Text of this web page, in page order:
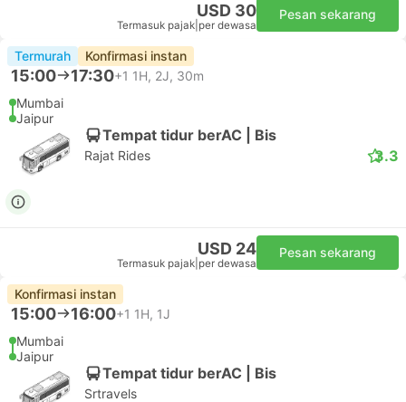
USD 30
Termasuk pajak per dewasa
Pesan sekarang
Termurah Konfirmasi instan
15:00 17:30+1 1H, 2J, 30m
Mumbai
Jaipur
Tempat tidur berAC | Bis
Rajat Rides 3.3
USD 24
Termasuk pajak per dewasa
Pesan sekarang
Konfirmasi instan
15:00 16:00+1 1H, 1J
Mumbai
Jaipur
Tempat tidur berAC | Bis
Srtravels